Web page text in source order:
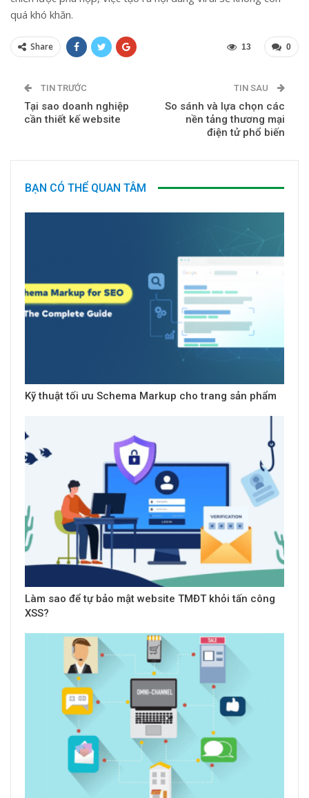
quá khó khăn.
Share 0
13
TIN TRƯỚC
Tại sao doanh nghiệp
cần thiết kế website
TIN SAU
So sánh và lựa chọn các
nền tảng thương mại
điện tử phổ biến
BẠN CÓ THỂ QUAN TÂM
Kỹ thuật tối ưu Schema Markup cho trang sản phẩm
Làm sao để tự bảo mật website TMĐT khỏi tấn công
XSS?